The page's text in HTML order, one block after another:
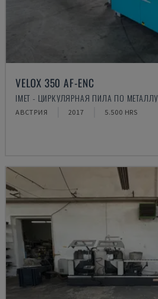
VELOX 350 AF-ENC
IMET - ЦИРКУЛЯРНАЯ ПИЛА ПО МЕТАЛЛУ
АВСТРИЯ 2017 5.500 HRS